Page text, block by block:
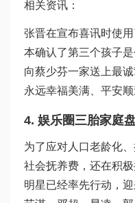
相关资讯：
张晋在宣布喜讯时使
本确认了第三个孩子
向蔡少芬一家送上最
永远幸福美满、平安顺
4. 娱乐圈三胎家庭
为了应对人口老龄化
社会抚养费，还在积
明星已经率先行动，